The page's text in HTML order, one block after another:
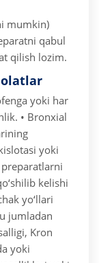
mumkin)
qabul
qilish lozim.
yoki har
• Bronxial
yoki
kelishi
yo‘llari
jumladan
Kron
yoki